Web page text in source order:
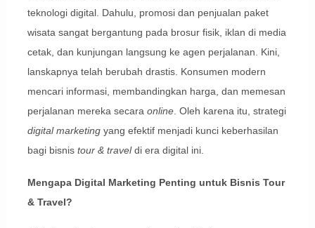
teknologi digital. Dahulu, promosi dan penjualan paket
wisata sangat bergantung pada brosur fisik, iklan di media
cetak, dan kunjungan langsung ke agen perjalanan. Kini,
lanskapnya telah berubah drastis. Konsumen modern
mencari informasi, membandingkan harga, dan memesan
perjalanan mereka secara online. Oleh karena itu, strategi
digital marketingyang efektif menjadi kunci keberhasilan
bagi bisnis tour & traveldi era digital ini.
Mengapa Digital Marketing Penting untuk Bisnis Tour
& Travel?